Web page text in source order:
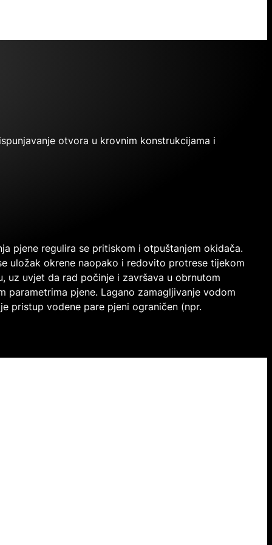
otvora u krovnim konstrukcijama i
pjene regulira se pritiskom i otpuštanjem okidača.
uložak okrene naopako i redovito protrese tijekom
uz uvjet da rad počinje i završava u obrnutom
pjene. Lagano zamagljivanje vodom
pristup vodene pare pjeni ograničen (npr.